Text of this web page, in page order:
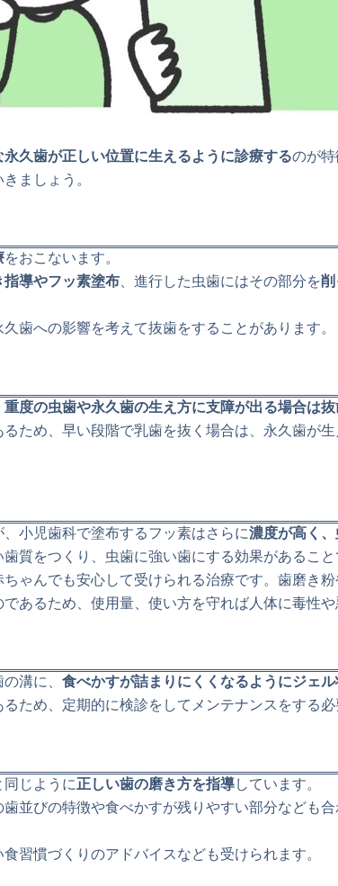
久歯が正しい位置に生えるように診療するのが特
ましょう。
をおこないます。
指導やフッ素塗布 、進行した虫歯にはその部分を削
歯への影響を考えて抜歯をすることがあります。
重度の虫歯や永久歯の生え方に支障が出る場合は抜
ため、早い段階で乳歯を抜く場合は、永久歯が
小児歯科で塗布するフッ素はさらに濃度が高く
質をつくり、虫歯に強い歯にする効果があること
ゃんでも安心して受けられる治療です。歯磨き
あるため、使用量、使い方を守れば人体に毒性
溝に、 食べかすが詰まりにくくなるようにジェ
ため、定期的に検診をしてメンテナンスをする必
じように正しい歯の磨き方を指導しています。
並びの特徴や食べかすが残りやすい部分なども
習慣づくりのアドバイスなども受けられます。